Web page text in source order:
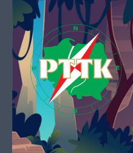
Skip to content